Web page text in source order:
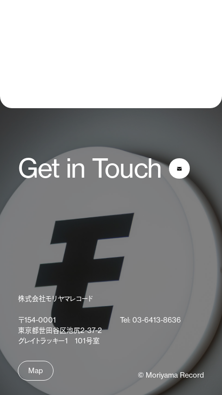
Get in Touch
株式会社モリヤマレコード
〒154-0001
東京都世田谷区池尻2-37-2
グレイトラッキー1 101号室
Map
Tel: 03-6413-8636
© Moriyama Record